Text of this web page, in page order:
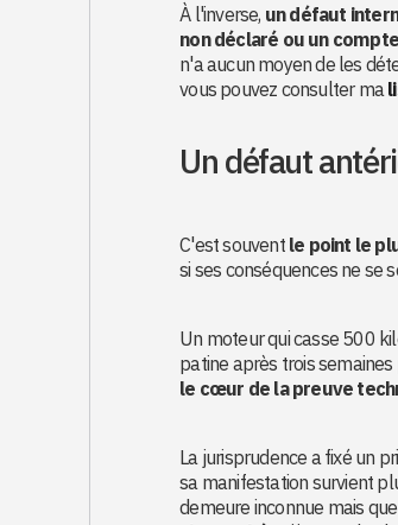
À l'inverse, un défaut
non déclaré ou un
n'a aucun moyen de les
vous pouvez consulter ma
Un défaut
C'est souventle point le
si ses conséquences ne se
Un moteur qui casse 500
patine après trois
le cœur de la preuve
La jurisprudence a fixé un
sa manifestation survient
demeure inconnue mais